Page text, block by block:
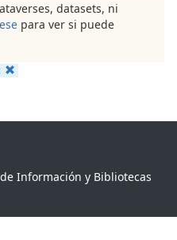
datasets, ni
para ver si puede
Información y Bibliotecas